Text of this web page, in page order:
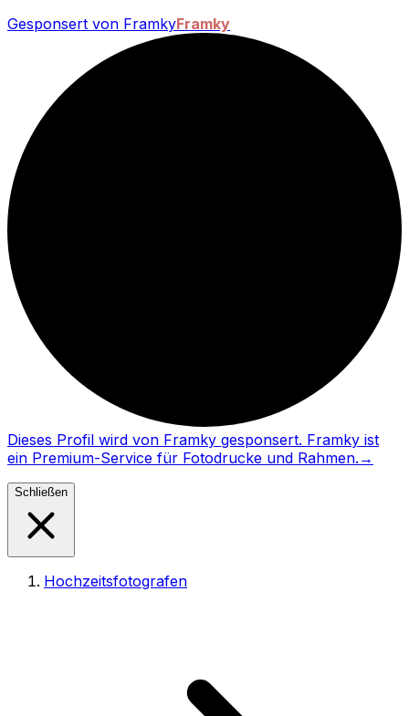
Gesponsert von FramkyFramky
Dieses Profil wird von Framky gesponsert. Framky ist
ein Premium-Service für Fotodrucke und Rahmen. →
Schließen
Hochzeitsfotografen